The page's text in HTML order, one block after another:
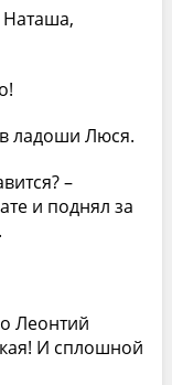
Наташа,
в ладоши Люся.
–
и поднял за
Леонтий
И сплошной